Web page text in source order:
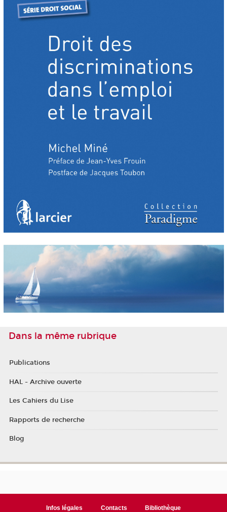
Dans la même rubrique
Publications
HAL - Archive ouverte
Les Cahiers du Lise
Rapports de recherche
Blog
Infos légales Contacts Bibliothèque